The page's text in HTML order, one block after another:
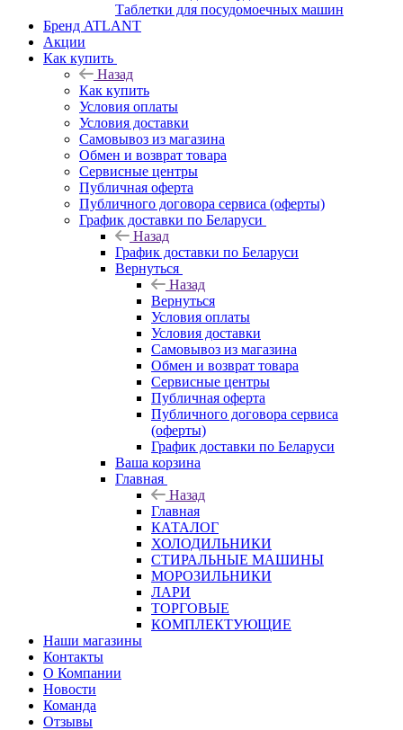
Таблетки для посудомоечных машин
Бренд ATLANT
Акции
Как купить
Назад
Как купить
Условия оплаты
Условия доставки
Самовывоз из магазина
Обмен и возврат товара
Сервисные центры
Публичная оферта
Публичного договора сервиса (оферты)
График доставки по Беларуси
Назад
График доставки по Беларуси
Вернуться
Назад
Вернуться
Условия оплаты
Условия доставки
Самовывоз из магазина
Обмен и возврат товара
Сервисные центры
Публичная оферта
Публичного договора сервиса
(оферты)
График доставки по Беларуси
Ваша корзина
Главная
Назад
Главная
КАТАЛОГ
ХОЛОДИЛЬНИКИ
СТИРАЛЬНЫЕ МАШИНЫ
МОРОЗИЛЬНИКИ
ЛАРИ
ТОРГОВЫЕ
КОМПЛЕКТУЮЩИЕ
Наши магазины
Контакты
О Компании
Новости
Команда
Отзывы